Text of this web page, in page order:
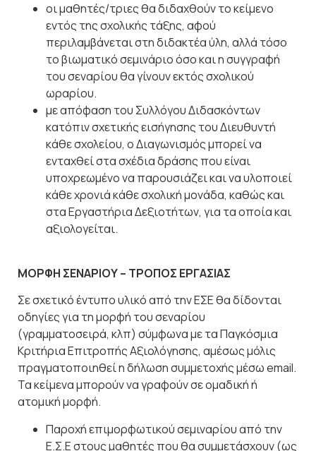
οι μαθητές/τριες θα διδαχθούν το κείμενο
εντός της σχολικής τάξης, αφού
περιλαμβάνεται στη διδακτέα ύλη, αλλά τόσο
το βιωματικό σεμινάριο όσο και η συγγραφή
του σεναρίου θα γίνουν εκτός σχολικού
ωραρίου.
με απόφαση του Συλλόγου Διδασκόντων
κατόπιν σχετικής εισήγησης του Διευθυντή
κάθε σχολείου, ο Διαγωνισμός μπορεί να
ενταχθεί στα σχέδια δράσης που είναι
υποχρεωμένο να παρουσιάζει και να υλοποιεί
κάθε χρονιά κάθε σχολική μονάδα, καθώς και
στα Εργαστήρια Δεξιοτήτων, για τα οποία και
αξιολογείται.
ΜΟΡΦΗ ΣΕΝΑΡΙΟΥ – ΤΡΟΠΟΣ ΕΡΓΑΣΙΑΣ
Σε σχετικό έντυπο υλικό από την ΕΣΕ θα δίδονται
οδηγίες για τη μορφή του σεναρίου
(γραμματοσειρά, κλπ) σύμφωνα με τα Παγκόσμια
ΚριτήριαΕπιτροπής Αξιολόγησης, αμέσως μόλις
πραγματοποιηθεί η δήλωσησυμμετοχής μέσω email.
Τα κείμενα μπορούν να γραφούν σε ομαδική ή
ατομική μορφή.
Παροχή επιμορφωτικού σεμιναρίου από την
Ε.Σ.Ε στους μαθητές που θα συμμετάσχουν (ως